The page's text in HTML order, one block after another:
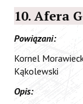
10. Afera
Powiązani:
Kornel
Kąkolewski
Opis: